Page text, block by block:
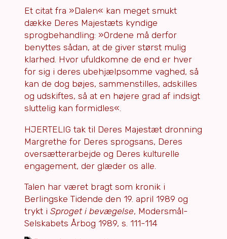
Et citat fra »Dalen« kan meget smukt
dække Deres Majestæts kyndige
sprogbehandling: »Ordene må derfor
benyttes sådan, at de giver størst mulig
klarhed. Hvor ufuldkomne de end er hver
for sig i deres ubehjælpsomme vaghed, så
kan de dog bøjes, sammenstilles, adskilles
og udskiftes, så at en højere grad af indsigt
sluttelig kan formidles«.
HJERTELIG tak til Deres Majestæt dronning
Margrethe for Deres sprogsans, Deres
oversætterarbejde og Deres kulturelle
engagement, der glæder os alle.
Talen har været bragt som kronik i
Berlingske Tidende den 19. april 1989 og
trykt i Sproget i bevægelse, Modersmål-
Selskabets Årbog 1989, s. 111-114